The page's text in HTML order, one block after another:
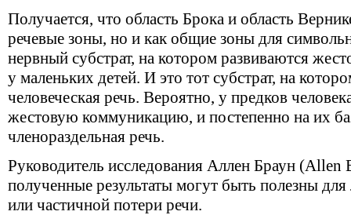
Получается, что область Брока и область
речевые зоны, но и как общие зоны для
нервный субстрат, на котором развиваются
у маленьких детей. И это тот субстрат, на
человеческая речь. Вероятно, у предков
жестовую коммуникацию, и постепенно на их
членораздельная речь.
Руководитель исследования Аллен Браун (Allen
полученные результаты могут быть полезны
или частичной потери речи.